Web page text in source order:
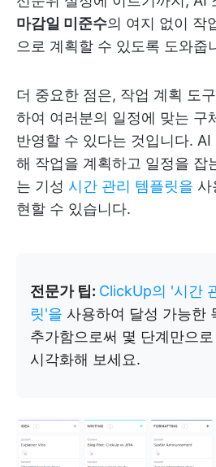
마감일 미준수의 여지 없이 작
으로 계획할 수 있도록 도와줍
더 중요한 점은, 작업 계획 도
하여 여러분의 일정에 맞는 구
반영할 수 있다는 것입니다.
해 작업을 계획하고 일정을 잡
는 기성 시간 관리 템플릿을 사
현할 수 있습니다.
전문가 팁: ClickUp의 '시간
릿'을 사용하여 달성 가능한
추가함으로써 몇 단계만으
시각화해 보세요.